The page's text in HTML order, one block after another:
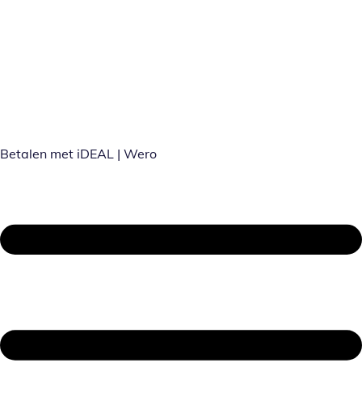
Betalen met iDEAL | Wero